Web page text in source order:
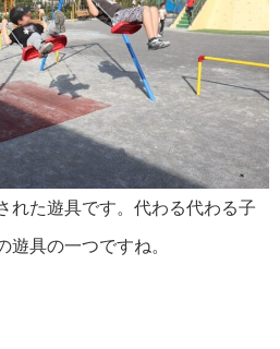
れた遊具です。代わる代わる子
遊具の一つですね。